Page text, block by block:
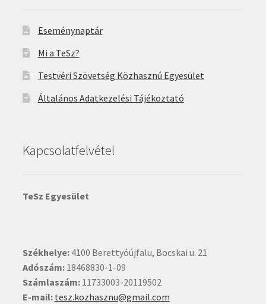
Eseménynaptár
Mi a TeSz?
Testvéri Szövetség Közhasznú Egyesület
Általános Adatkezelési Tájékoztató
Kapcsolatfelvétel
TeSz Egyesület
Székhelye:4100 Berettyóújfalu, Bocskai u. 21
Adószám:18468830-1-09
Számlaszám:11733003-20119502
E-mail: tesz.kozhasznu@gmail.com